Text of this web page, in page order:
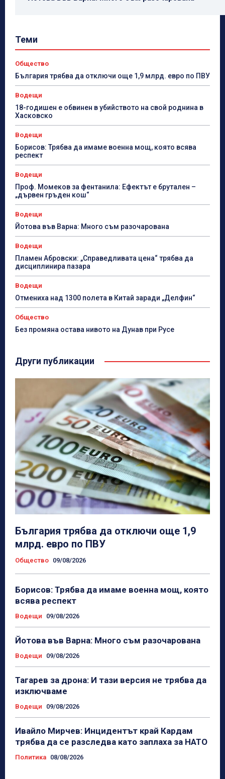
Теми
Общество
България трябва да отключи още 1,9 млрд. евро по ПВУ
Водещи
18-годишен е обвинен в убийството на свой роднина в
Хасковско
Водещи
Борисов: Трябва да имаме военна мощ, която всява
респект
Водещи
Проф. Момеков за фентанила: Ефектът е брутален –
„дървен гръден кош“
Водещи
Йотова във Варна: Много съм разочарована
Водещи
Пламен Абровски: „Справедливата цена“ трябва да
дисциплинира пазара
Водещи
Отмениха над 1300 полета в Китай заради „Делфин“
Общество
Без промяна остава нивото на Дунав при Русе
Други публикации
България трябва да отключи още 1,9
млрд. евро по ПВУ
Общество 09/08/2026
Борисов: Трябва да имаме военна мощ, която
всява респект
Водещи 09/08/2026
Йотова във Варна: Много съм разочарована
Водещи 09/08/2026
Тагарев за дрона: И тази версия не трябва да
изключваме
Водещи 09/08/2026
Ивайло Мирчев: Инцидентът край Кардам
трябва да се разследва като заплаха за НАТО
Политика 08/08/2026